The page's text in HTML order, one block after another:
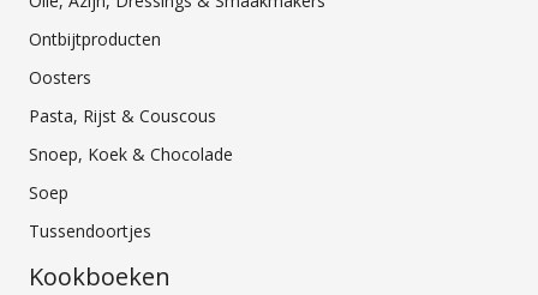
Ontbijtproducten
Oosters
Pasta, Rijst & Couscous
Snoep, Koek & Chocolade
Soep
Tussendoortjes
Kookboeken